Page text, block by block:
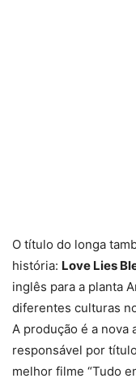
O título do longa
história: Love Lies
inglês para a planta
diferentes culturas no
A produção é a nova
responsável por
melhor filme “Tudo